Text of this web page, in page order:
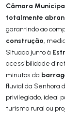
Câmara
totalmente
garantindo ao
construção,
Situado junto à
acessibilidade
minutos da
fluvial da Senhora
privilegiado, ideal
turismo rural ou